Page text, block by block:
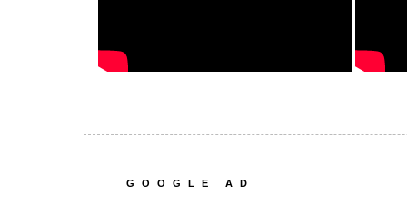
GOOGLE AD